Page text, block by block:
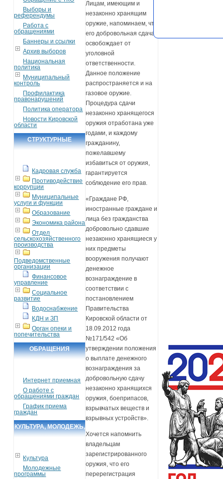
Выборы и
референдумы
Работа с
обращениями
Баннеры и ссылки
Архив выборов
Национальная
политика
Муниципальный
контроль
Профилактика
правонарушений
Политика оператора
Новости Кировской
области
СТРУКТУРНЫЕ
Кадровая служба
Противодействие
коррупции
Муниципальные
услуги и функции
Образование
Экономика района
Отдел
сельскохозяйственного
производства
Подведомственные
организации
Финансовое
управление
Социальное
развитие
Водоснабжение
КДН и ЗП
Орган опеки и
попечительства
ОБРАЩЕНИЯ
Интернет приемная
О работе с
обращениями граждан
График приема
граждан
КУЛЬТУРА, МОЛОДЕЖЬ,
Культура
Молодежные
программы
Лицам, имеющим и
незаконно хранящим
оружие, напоминаем, что
его добровольная сдача
освобождает от
уголовной
ответственности.
Данное положение
распространяется и на
газовое оружие.
Процедура сдачи
незаконно хранящегося
оружия отработана уже
годами, и каждому
гражданину,
пожелавшему
избавиться от оружия,
гарантируется
соблюдение его прав.
«Граждане РФ,
иностранные граждане и
лица без гражданства
добровольно сдавшие
незаконно хранящиеся у
них предметы
вооружения получают
денежное
вознаграждение в
соответствии с
постановлением
Правительства
Кировской области от
18.09.2012 года
№171/542 «Об
утверждении положения
о выплате денежного
вознаграждения за
добровольную сдачу
незаконно хранящихся
оружия, боеприпасов,
взрывчатых веществ и
взрывных устройств».
Хочется напомнить
владельцам
зарегистрированного
оружия, что его
перерегистрация